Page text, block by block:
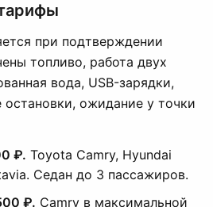
при подтверждении
топливо, работа двух
вода, USB-зарядки,
остановки, ожидание у точки
₽. Toyota Camry, Hyundai
Седан до 3 пассажиров.
₽. Camry в максимальной